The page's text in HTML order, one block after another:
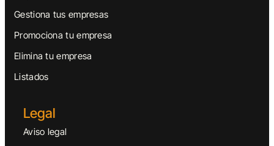
Gestiona tus empresas
Promociona tu empresa
Elimina tu empresa
Listados
Legal
Aviso legal